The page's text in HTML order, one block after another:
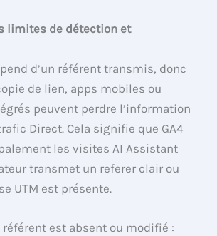
limites de détection et
d’un référent transmis, donc
de lien, apps mobiles ou
peuvent perdre l’information
Direct. Cela signifie que GA4
les visites AI Assistant
transmet un referer clair ou
UTM est présente.
référent est absent ou modifié :